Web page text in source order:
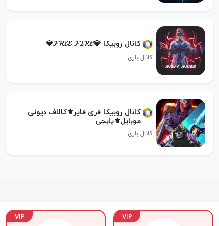
کانال روبیکا 💎𝓕𝓡𝓔𝓔 𝓕𝓘𝓡𝓔💎
کانال بازی
کانال روبیکا فری فایر⚜کالاف دیوتی
موبایل⚜پابجی
کانال بازی
VIP
VIP